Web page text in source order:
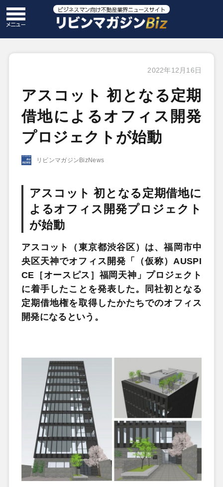
2022年12月16日
アスコット 初となる定期
借地によるオフィス開発
プロジェクトが始動
リビンマガジンBizNews
アスコット 初となる定期借地に
よるオフィス開発プロジェクト
が始動
アスコット（東京都渋谷区）は、福岡市中
央区天神でオフィス開発「（仮称）AUSPI
CE［オースピス］福岡天神」プロジェクト
に着手したことを発表した。同社初となる
定期借地権を取得したかたちでのオフィス
開発になるという。